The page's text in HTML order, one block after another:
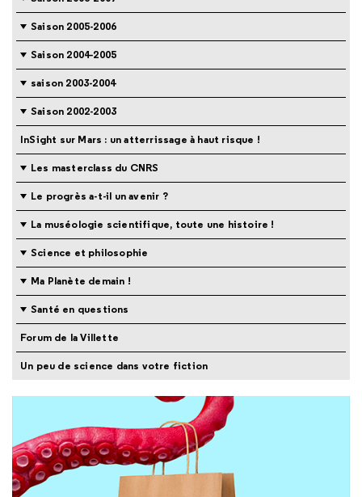
Saison 2005-2006
Saison 2004-2005
saison 2003-2004
Saison 2002-2003
InSight sur Mars : un atterrissage à haut risque !
Les masterclass du CNRS
Le progrès a-t-il un avenir ?
La muséologie scientifique, toute une histoire !
Science et philosophie
Ma Planète demain !
Santé en questions
Forum de la Villette
Un peu de science dans votre fiction